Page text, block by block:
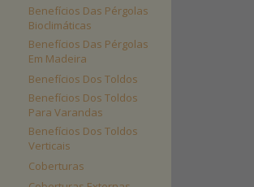
Benefícios Das Pérgolas
Bioclimáticas
Benefícios Das Pérgolas
Em Madeira
Benefícios Dos Toldos
Benefícios Dos Toldos
Para Varandas
Benefícios Dos Toldos
Verticais
Coberturas